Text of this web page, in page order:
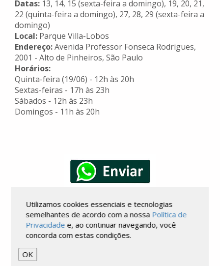
Datas: 13, 14, 15 (sexta-feira a domingo), 19, 20, 21,
22 (quinta-feira a domingo), 27, 28, 29 (sexta-feira a
domingo)
Local: Parque Villa-Lobos
Endereço:Avenida Professor Fonseca Rodrigues,
2001 - Alto de Pinheiros, São Paulo
Horários:
Quinta-feira (19/06) - 12h às 20h
Sextas-feiras - 17h às 23h
Sábados - 12h às 23h
Domingos - 11h às 20h
COMENTÁRIOS
Utilizamos cookies essenciais e tecnologias
semelhantes de acordo com a nossa Política de
Privacidade e, ao continuar navegando, você
concorda com estas condições.
OK